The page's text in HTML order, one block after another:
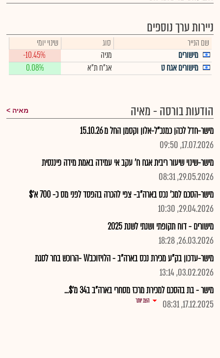
ניירות ערך נוספים
שם הנייר סוג
שינוי יומי
מישורים
מניה
-10.45%
מישורים אגח ט
אג"ח ת"א 0.08%
הודעות בורסה - מאיה מאיה
מישר-חדל לכהן כמנכ"ל-אלון וקסמן החל מ 15.10.26
17.07.2026, 09:50
מישר-שינוי שיעור ריבית אגח ח' עקב אי עמידה באמת מידה פיננסית
29.05.2026, 08:31
מישר-הסכם למכ' נכס בארה"ב- צפי להכרה בהפסד לפני מס כ- 700 א'$
29.04.2026, 10:30
מישורים - דוח תקופתי ושנתי לשנת 2025
26.03.2026, 18:28
מישר-עדכון בק"ע מכירת נכס בארה"ב - הלויזוכבW -הרוכש בחר לסגת
03.02.2026, 13:14
מישר - בת בהסכם למכירת מרכז מסחרי בארה"ב ב34 מ'$...
17.12.2025, 08:31
הצג יותר